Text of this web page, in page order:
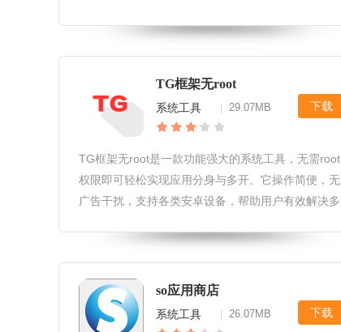
轻松管理自己的iOS设备。EncoPopiOS版软件用户界
TG框架无root
系统工具 29.07MB 下载
TG框架无root是一款功能强大的系统工具，无需root
权限即可轻松实现应用分身与多开。它操作简便，无
广告干扰，支持各类安卓设备，帮助用户有效解决多
是玩机党与多账号用户的理想选择。tg框架无root软
件特色1.无需
so应用商店
系统工具 26.07MB 下载